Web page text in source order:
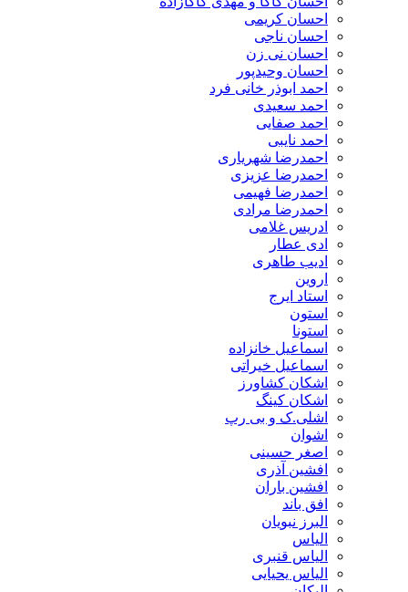
احسان کریمی
احسان ناجی
احسان نی زن
احسان وحیدپور
احمد ابوذر خانی فرد
احمد سعیدی
احمد صفایی
احمد نایبی
احمدرضا شهریاری
احمدرضا عزیزی
احمدرضا فهیمی
احمدرضا مرادی
ادریس غلامی
ادی عطار
ادیب طاهری
اروین
استاد ایرج
استون
استونا
اسماعیل خانزاده
اسماعیل خیراتی
اشکان کشاورز
اشکان کینگ
اشلی.ک و بی رپ
اشوان
اصغر حسینی
افشین آذری
افشین باران
افق باند
البرز نبویان
الیاس
الیاس قنبرى
الیاس یحیایی